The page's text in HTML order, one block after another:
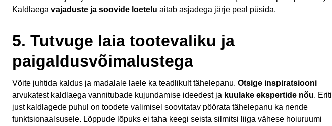
Kaldlaega vajaduste ja soovide loetelu aitab asjadega järje peal püsida.
5. Tutvuge laia tootevaliku ja
paigaldusvõimalustega
Võite juhtida kaldus ja madalale laele ka teadlikult tähelepanu. Otsige inspiratsiooni
arvukatest kaldlaega vannitubade kujundamise ideedest ja kuulake ekspertide nõu. Eriti
just kaldlagede puhul on toodete valimisel soovitatav pöörata tähelepanu ka nende
funktsionaalsusele. Lõppude lõpuks ei taha keegi seista silmitsi liiga vähese hoiuruumi